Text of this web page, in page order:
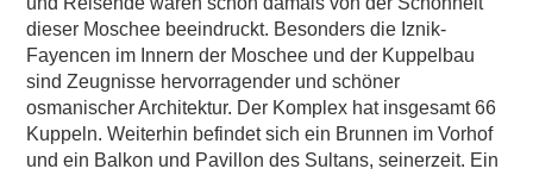
dieser Moschee beeindruckt. Besonders die Iznik-
Fayencen im Innern der Moschee und der Kuppelbau
sind Zeugnisse hervorragender und schöner
osmanischer Architektur. Der Komplex hat insgesamt 66
Kuppeln. Weiterhin befindet sich ein Brunnen im Vorhof
und ein Balkon und Pavillon des Sultans, seinerzeit. Ein